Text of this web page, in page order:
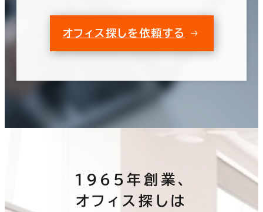
オフィス探しを依頼する
1965年創業、
オフィス探しは